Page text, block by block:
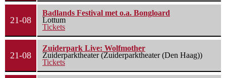
21-08
Badlands Festival met o.a. Bongloard
Lottum
Tickets
21-08
Zuiderpark Live: Wolfmother
Zuiderparktheater (Zuiderparktheater (Den Haag))
Tickets